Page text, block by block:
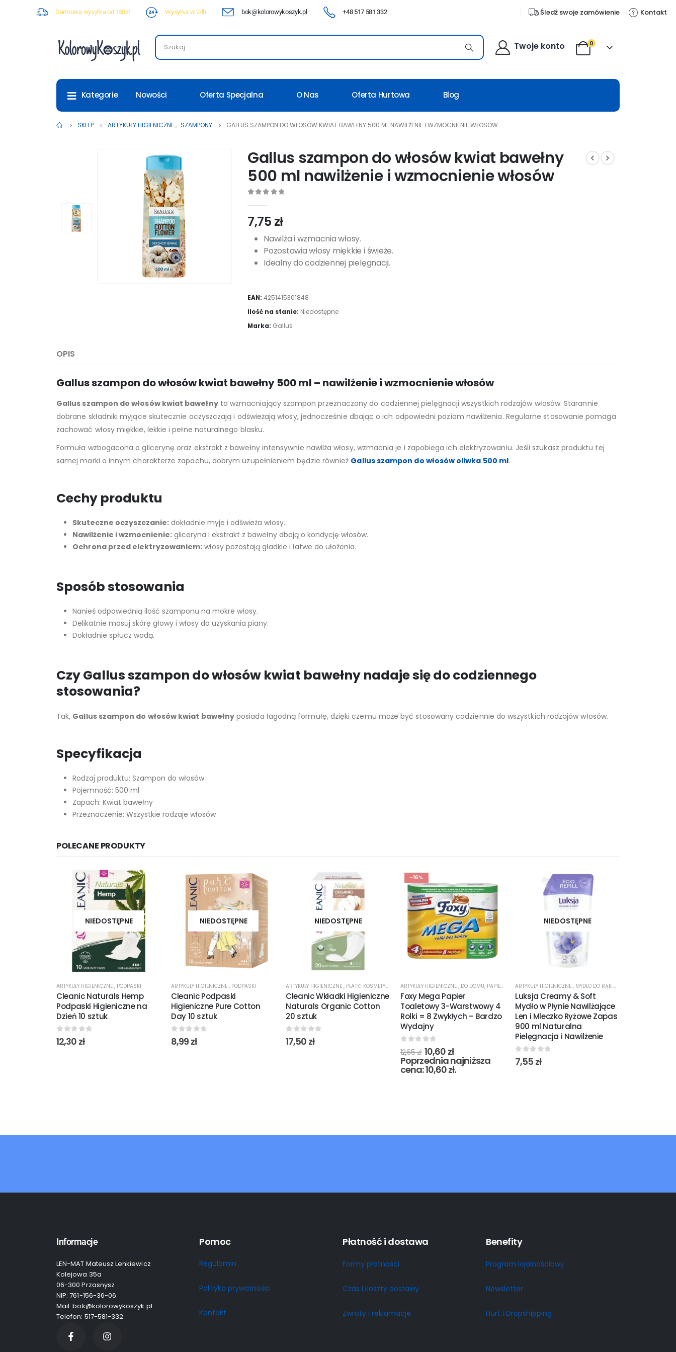
Darmowa wysyłka od 150zł Wysyłka w 24h bok@kolorowykoszyk.pl +48 517 581 332 Śledź swoje zamówienie Kontakt
Twoje konto 0
Kategorie Nowości Oferta Specjalna O Nas Oferta Hurtowa Blog
SKLEP ARTYKUŁY HIGIENICZNE, SZAMPONY GALLUS SZAMPON DO WŁOSÓW KWIAT BAWEŁNY 500 ML NAWILŻENIE I WZMOCNIENIE WŁOSÓW
Gallus szampon do włosów kwiat bawełny
500 ml nawilżenie i wzmocnienie włosów
7,75 zł
Nawilża i wzmacnia włosy.
Pozostawia włosy miękkie i świeże.
Idealny do codziennej pielęgnacji.
EAN: 4251415301848
Ilość na stanie: Niedostępne
Marka: Gallus
OPIS
Gallus szampon do włosów kwiat bawełny 500 ml – nawilżenie i wzmocnienie włosów
Gallus szampon do włosów kwiat bawełnyto wzmacniający szampon przeznaczony do codziennej pielęgnacji wszystkich rodzajów włosów. Starannie
dobrane składniki myjące skutecznie oczyszczają i odświeżają włosy, jednocześnie dbając o ich odpowiedni poziom nawilżenia. Regularne stosowanie pomaga
zachować włosy miękkie, lekkie i pełne naturalnego blasku.
Formuła wzbogacona o glicerynę oraz ekstrakt z bawełny intensywnie nawilża włosy, wzmacnia je i zapobiega ich elektryzowaniu. Jeśli szukasz produktu tej
samej marki o innym charakterze zapachu, dobrym uzupełnieniem będzie również Gallus szampon do włosów oliwka 500 ml.
Cechy produktu
Skuteczne oczyszczanie: dokładnie myje i odświeża włosy.
Nawilżenie i wzmocnienie: gliceryna i ekstrakt z bawełny dbają o kondycję włosów.
Ochrona przed elektryzowaniem: włosy pozostają gładkie i łatwe do ułożenia.
Sposób stosowania
Nanieś odpowiednią ilość szamponu na mokre włosy.
Delikatnie masuj skórę głowy i włosy do uzyskania piany.
Dokładnie spłucz wodą.
Czy Gallus szampon do włosów kwiat bawełny nadaje się do codziennego
stosowania?
Tak, Gallus szampon do włosów kwiat bawełny posiada łagodną formułę, dzięki czemu może być stosowany codziennie do wszystkich rodzajów włosów.
Specyfikacja
Rodzaj produktu: Szampon do włosów
Pojemność: 500 ml
Zapach: Kwiat bawełny
Przeznaczenie: Wszystkie rodzaje włosów
POLECANE PRODUKTY
NIEDOSTĘPNE
ARTYKUŁY HIGIENICZNE , PODPASKI
Cleanic Naturals Hemp
Podpaski Higieniczne na
Dzień 10 sztuk
0out of 5
12,30 zł
NIEDOSTĘPNE
ARTYKUŁY HIGIENICZNE , PODPASKI
Cleanic Podpaski
Higieniczne Pure Cotton
Day 10 sztuk
0out of 5
8,99 zł
NIEDOSTĘPNE
ARTYKUŁY HIGIENICZNE , PŁATKI KOSMETYCZNE
Cleanic Wkładki Higieniczne
Naturals Organic Cotton
20 sztuk
0out of 5
17,50 zł
-16%
ARTYKUŁY HIGIENICZNE , DO DOMU, PAPIER TOALETOWY ,PROMOCJE
Foxy Mega Papier
Toaletowy 3-Warstwowy 4
Rolki = 8 Zwykłych – Bardzo
Wydajny
out of 5
12,65zł 10,60 zł
Poprzednia najniższa
cena:10,60zł.
NIEDOSTĘPNE
ARTYKUŁY HIGIENICZNE , MYDŁO DO RĄK W PŁYNIE
Luksja Creamy & Soft
Mydło w Płynie Nawilżające
Len i Mleczko Ryżowe Zapas
900 ml Naturalna
Pielęgnacja i Nawilżenie
0out of 5
7,55 zł
Informacje
LEN-MAT Mateusz Lenkiewicz
Kolejowa 35a
06-300 Przasnysz
NIP: 761-156-36-06
Mail: bok@kolorowykoszyk.pl
Telefon: 517-581-332
Pomoc
Regulamin
Polityka prywatności
Kontakt
Płatność i dostawa
Formy płatności
Czas i koszty dostawy
Zwroty i reklamacje
Benefity
Program lojalnościowy
Newsletter
Hurt i Dropshipping